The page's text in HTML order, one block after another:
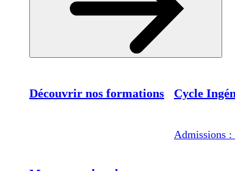
Découvrir nos formations Cycle
Admissions